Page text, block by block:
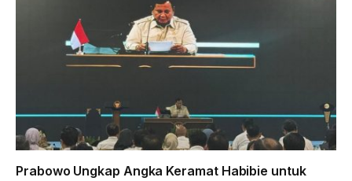
Prabowo Ungkap Angka Keramat Habibie untuk